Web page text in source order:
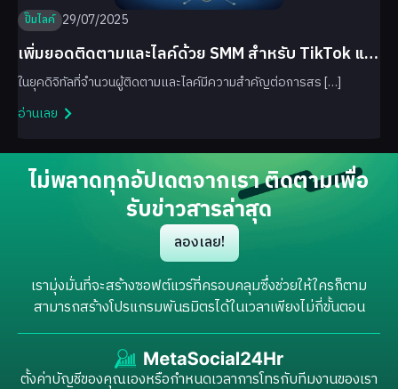
ปั๊มไลค์ 29/07/2025
เพิ่มยอดติดตามและไลค์ด้วย SMM สำหรับ TikTok และ
Facebook
ในยุคดิจิทัลที่จำนวนผู้ติดตามและไลค์มีความสำคัญต่อการสร […]
อ่านเลย
ไม่พลาดทุกอัปเดตจากเรา ติดตามเพื่อ
รับข่าวสารล่าสุด
ลองเลย!
เรามุ่งมั่นที่จะสร้างซอฟต์แวร์ที่ครอบคลุมซึ่งช่วยให้ใครก็ตาม
สามารถสร้างโปรแกรมพันธมิตรได้ในเวลาเพียงไม่กี่ขั้นตอน
ตั้งค่าบัญชีของคุณเองหรือกำหนดเวลาการโทรกับทีมงานของเรา